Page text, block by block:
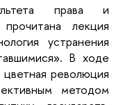
права и
лекция
устранения
В ходе
революция
методом